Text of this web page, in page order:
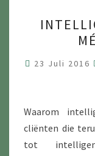
23 Juli 2016
Waarom
cliënten die
tot